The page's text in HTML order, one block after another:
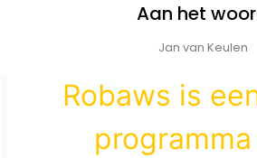
Aan het
Jan van Keulen
Robaws is